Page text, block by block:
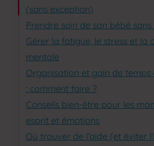
(sans exception)
Prendre soin de son bébé sans
Gérer la fatigue, le stress et la
mentale
Organisation et gain de temps
: comment faire ?
Conseils bien-être pour les
esprit et émotions
Où trouver de l’aide (et éviter